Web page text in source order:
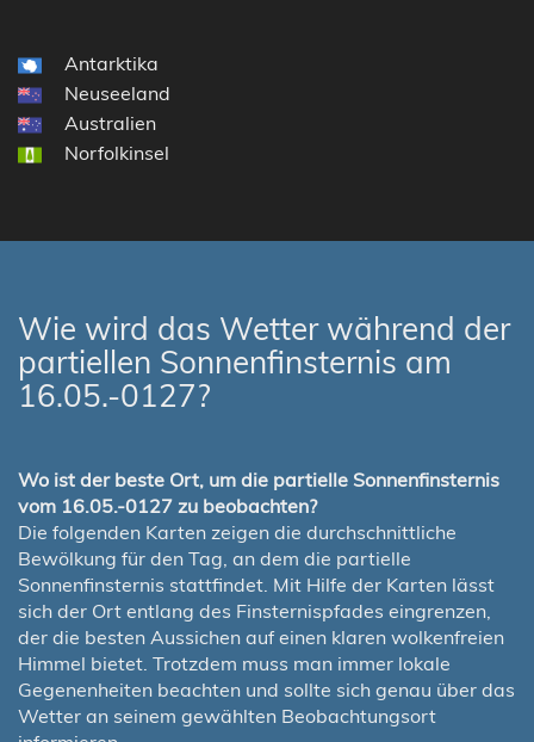
Antarktika
Neuseeland
Australien
Norfolkinsel
Wie wird das Wetter während der
partiellen Sonnenfinsternis am
16.05.-0127?
Wo ist der beste Ort, um die partielle Sonnenfinsternis
vom 16.05.-0127 zu beobachten?
Die folgenden Karten zeigen die durchschnittliche
Bewölkung für den Tag, an dem die partielle
Sonnenfinsternis stattfindet. Mit Hilfe der Karten lässt
sich der Ort entlang des Finsternispfades eingrenzen,
der die besten Aussichen auf einen klaren wolkenfreien
Himmel bietet. Trotzdem muss man immer lokale
Gegenenheiten beachten und sollte sich genau über das
Wetter an seinem gewählten Beobachtungsort